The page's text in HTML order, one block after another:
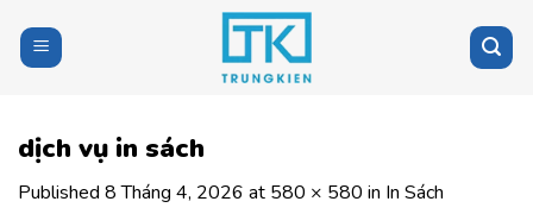
content
dịch vụ in sách
Published 8 Tháng 4, 2026 at 580 × 580 in In Sách